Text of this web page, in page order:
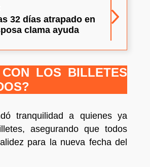
32 días atrapado en
clama ayuda
LOS BILLETES
tranquilidad a quienes ya
asegurando que todos
para la nueva fecha del